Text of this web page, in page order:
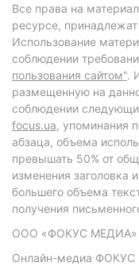
Все права на
ресурсе,
Использование
соблюдении
пользования сайтом".
размещенную на
соблюдении
focus.ua, упоминания
абзаца, объема
превышать 50% от
изменения заголовка
большего объема
получения
ООО «ФОКУС МЕДИА»
Онлайн-медиа ФОКУС